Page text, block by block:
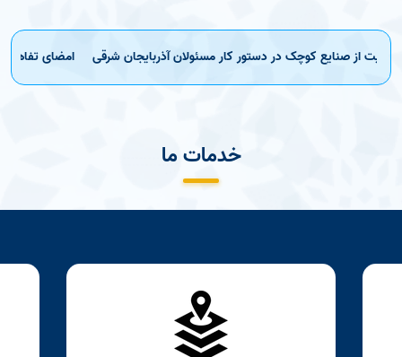
از صنایع کوچک در دستور کار مسئولان آذربایجان شرقی امضای
خدمات ما